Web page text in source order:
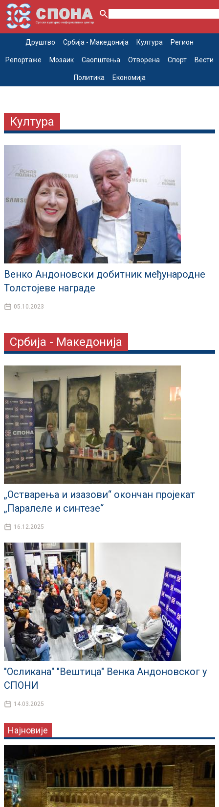
Друштво Србија - Македонија Култура Регион
Репортаже Мозаик Саопштења Отворена Спорт Вести
Политика Економија
Култура
Венко Андоновски добитник међународне
Толстојеве награде
05.10.2023
Србија - Македонија
„Остварења и изазови“ окончан пројекат
„Паралеле и синтезе“
16.12.2025
"Осликана" "Вештица" Венка Андоновског у
СПОНИ
14.03.2025
Најновије